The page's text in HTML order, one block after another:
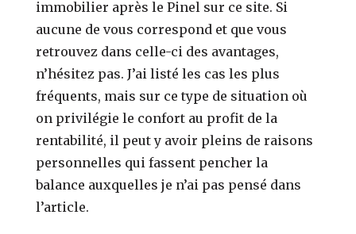
immobilier après le Pinel sur ce site. Si
aucune de vous correspond et que vous
retrouvez dans celle-ci des avantages,
n’hésitez pas. J’ai listé les cas les plus
fréquents, mais sur ce type de situation où
on privilégie le confort au profit de la
rentabilité, il peut y avoir pleins de raisons
personnelles qui fassent pencher la
balance auxquelles je n’ai pas pensé dans
l’article.